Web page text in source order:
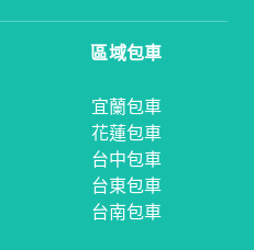
區域包車
宜蘭包車
花蓮包車
台中包車
台東包車
台南包車